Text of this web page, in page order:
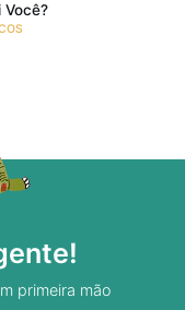
Você?
primeira mão